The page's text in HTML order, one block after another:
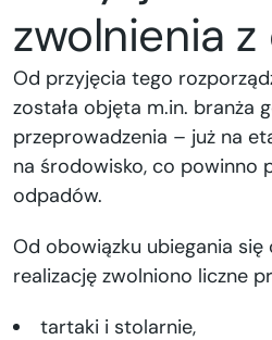
zwolnienia
Od przyjęcia tego
została objęta m.in. branża
przeprowadzenia – już na
na środowisko, co powinno
odpadów.
Od obowiązku ubiegania
realizację zwolniono liczne
tartaki i stolarnie,